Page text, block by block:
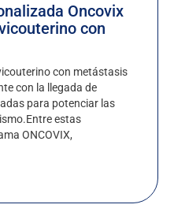
Oncovix
con
con metástasis
con la llegada de
para potenciar las
estas
ONCOVIX,